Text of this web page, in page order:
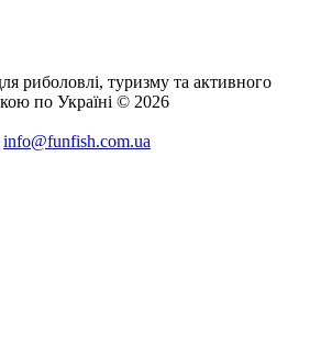
риболовлі, туризму та активного
по Україні © 2026
info@funfish.com.ua